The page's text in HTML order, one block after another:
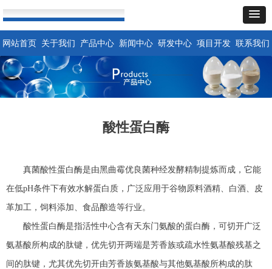
网站首页 关于我们 产品中心 新闻中心 研发中心 项目开发 联系我们
酸性蛋白酶
真菌酸性蛋白酶是由黑曲霉优良菌种经发酵精制提炼而成，它能
在低pH条件下有效水解蛋白质，广泛应用于谷物原料酒精、白酒、皮
革加工，饲料添加、食品酿造等行业。
酸性蛋白酶是指活性中心含有天东门氨酸的蛋白酶，可切开广泛
氨基酸所构成的肽键，优先切开两端是芳香族或疏水性氨基酸残基之
间的肽键，尤其优先切开由芳香族氨基酸与其他氨基酸所构成的肽